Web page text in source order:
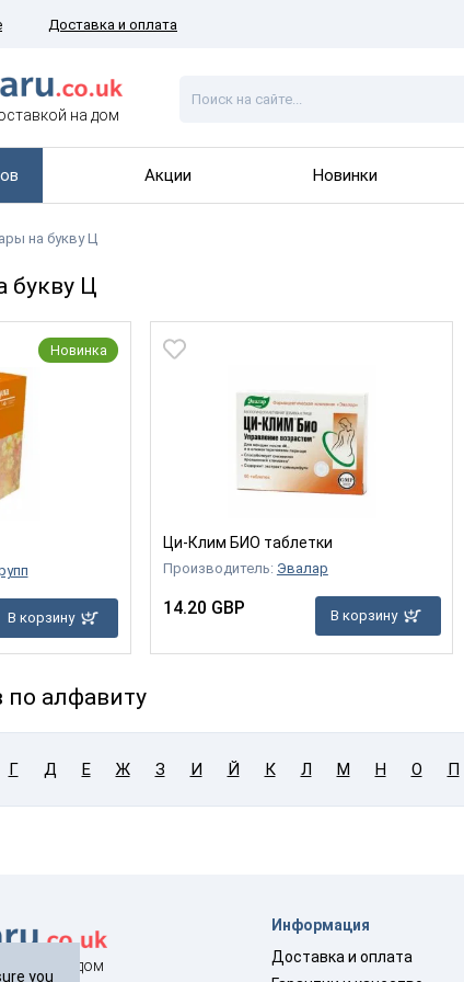
you
Доставка и оплата
на дом
Акции Новинки
на букву Ц
букву Ц
Новинка
В корзину
Ци-Клим БИО таблетки
Производитель: Эвалар
14.20 GBP В корзину
по алфавиту
Г Д Е Ж З И Й К Л М Н О П
на дом
Информация
Доставка и оплата